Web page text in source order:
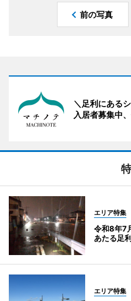
前の写真
＼足利にある
入居者募集中
エリア特集
令和8年7
あたる足
エリア特集